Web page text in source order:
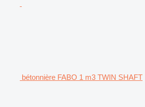
bétonnière FABO 1 m3 TWIN SHAFT